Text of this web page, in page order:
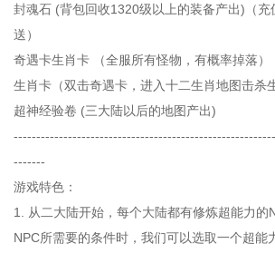
封魂石 (背包回收1320级以上的装备产出)（充
送）
奇遇卡生肖卡 （全服所有怪物，有概率掉落）
生肖卡（双击奇遇卡，进入十二生肖地图击杀
超神经验卷 (三大陆以后的地图产出)
-------
游戏特色：
1. 从二大陆开始，每个大陆都有修炼超能力的
NPC所需要的条件时，我们可以选取一个超能